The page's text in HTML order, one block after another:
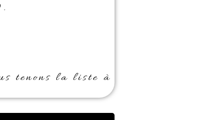
tenons la liste à